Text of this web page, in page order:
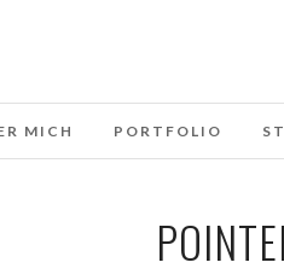
MICH PORTFOLIO